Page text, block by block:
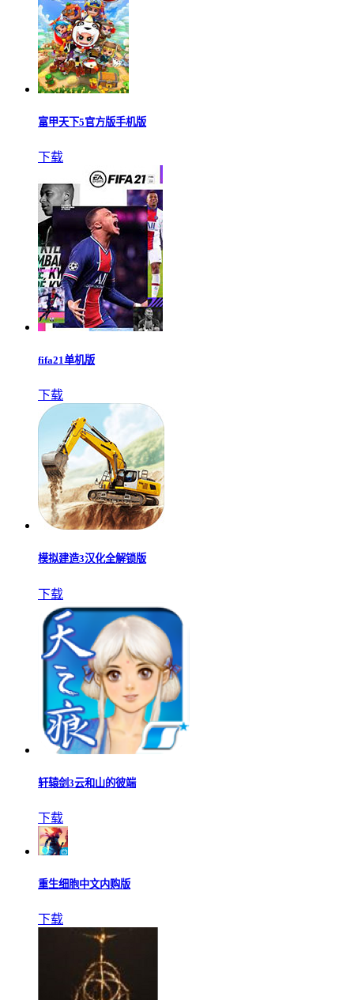
富甲天下5官方版手机版
下载
fifa21单机版
下载
模拟建造3汉化全解锁版
下载
轩辕剑3云和山的彼端
下载
重生细胞中文内购版
下载